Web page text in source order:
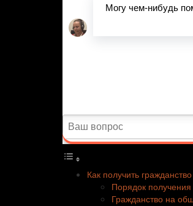
Как получить
Порядок получения
Гражданство на